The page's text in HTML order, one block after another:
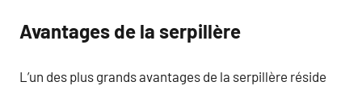
Avantages de la serpillère
L’un des plus grands avantages de la serpillère réside